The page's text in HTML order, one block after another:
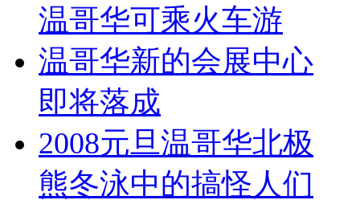
温哥华可乘火车游
温哥华新的会展中心
即将落成
2008元旦温哥华北极
熊冬泳中的搞怪人们